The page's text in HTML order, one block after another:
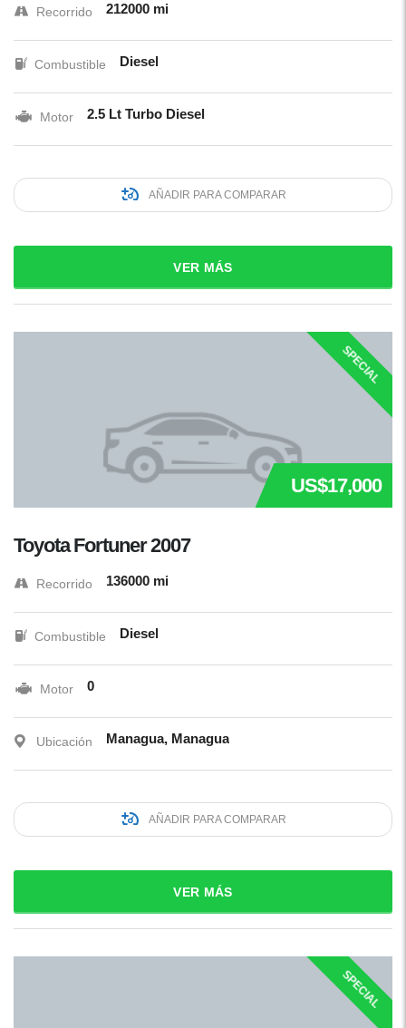
Recorrido 212000 mi
Combustible Diesel
Motor 2.5 Lt Turbo Diesel
AÑADIR PARA COMPARAR
VER MÁS
SPECIAL
US$17,000
Toyota Fortuner 2007
Recorrido 136000 mi
Combustible Diesel
Motor 0
Ubicación Managua, Managua
AÑADIR PARA COMPARAR
VER MÁS
SPECIAL